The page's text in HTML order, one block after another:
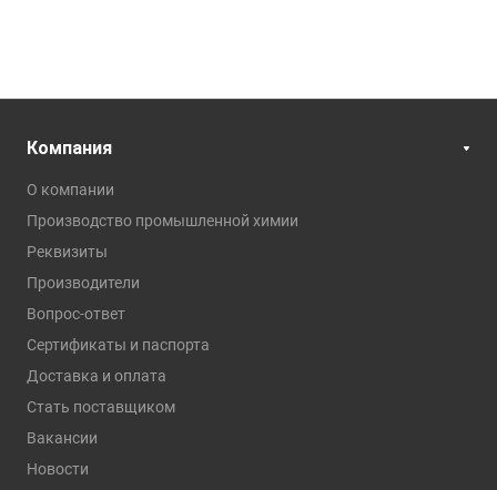
Компания
О компании
Производство промышленной химии
Реквизиты
Производители
Вопрос-ответ
Сертификаты и паспорта
Доставка и оплата
Стать поставщиком
Вакансии
Новости